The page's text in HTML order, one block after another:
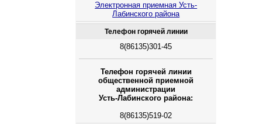
Электронная приемная Усть-
Лабинского района
Телефон горячей линии
8(86135)301-45
Телефон горячей линии
общественной приемной
администрации
Усть-Лабинского района:
8(86135)519-02